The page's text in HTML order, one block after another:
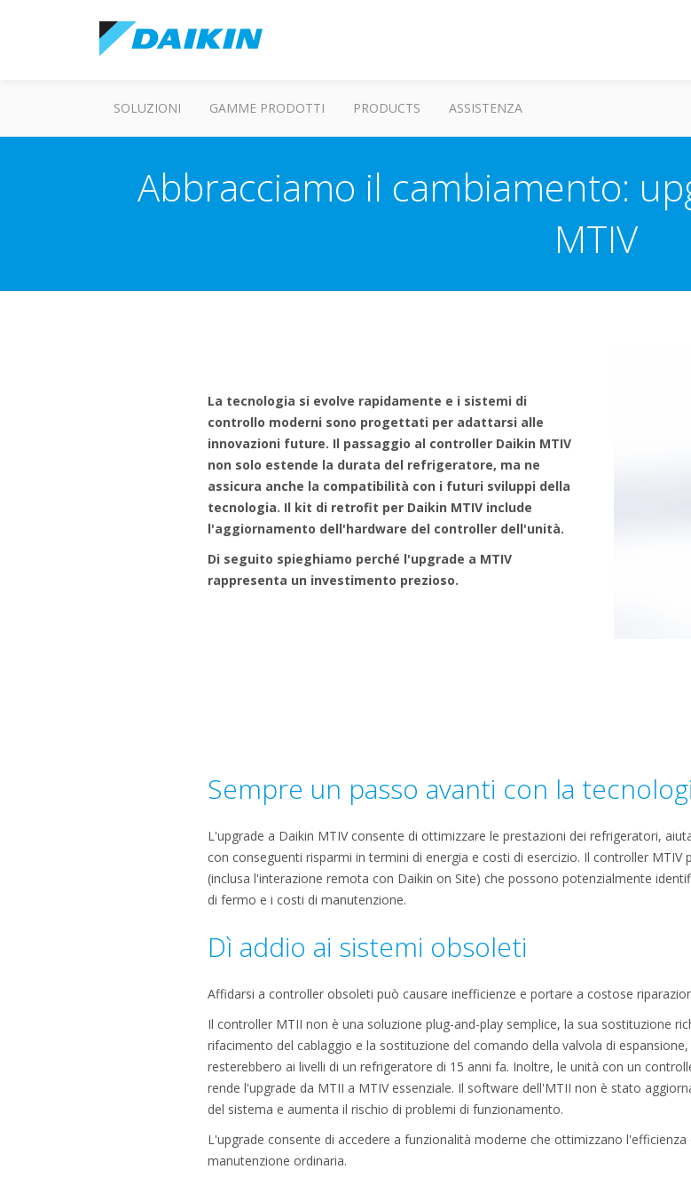
SOLUZIONI GAMME PRODOTTI PRODUCTS ASSISTENZA
Abbracciamo il cambiamento:
MTIV
La tecnologia si evolve rapidamente e i sistemi di
controllo moderni sono progettati per adattarsi alle
innovazioni future. Il passaggio al controller Daikin MTIV
non solo estende la durata del refrigeratore, ma ne
assicura anche la compatibilità con i futuri sviluppi della
tecnologia. Il kit di retrofit per Daikin MTIV include
l'aggiornamento dell'hardware del controller dell'unità.
Di seguito spieghiamo perché l'upgrade a MTIV
rappresenta un investimento prezioso.
Sempre un passo avanti con la
L'upgrade a Daikin MTIV consente di ottimizzare le prestazioni dei refrigeratori,
con conseguenti risparmi in termini di energia e costi di esercizio. Il controller
(inclusa l'interazione remota con Daikin on Site) che possono potenzialmente
di fermo e i costi di manutenzione.
Dì addio ai sistemi obsoleti
Affidarsi a controller obsoleti può causare inefficienze e portare a costose
Il controller MTII non è una soluzione plug-and-play semplice, la sua sostituzione
rifacimento del cablaggio e la sostituzione del comando della valvola di
resterebbero ai livelli di un refrigeratore di 15 anni fa. Inoltre, le unità con un
rende l'upgrade da MTII a MTIV essenziale. Il software dell'MTII non è stato
del sistema e aumenta il rischio di problemi di funzionamento.
L'upgrade consente di accedere a funzionalità moderne che ottimizzano
manutenzione ordinaria.